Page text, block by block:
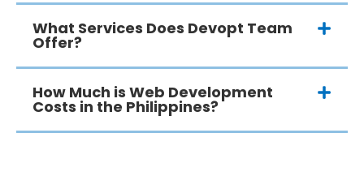
What Services Does Devopt Team
Offer?
How Much is Web Development
Costs in the Philippines?